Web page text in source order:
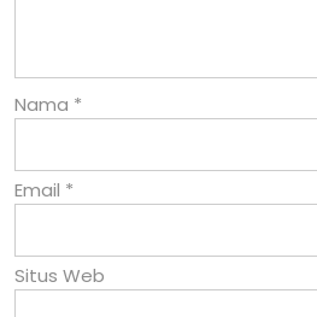
Nama *
Email *
Situs Web